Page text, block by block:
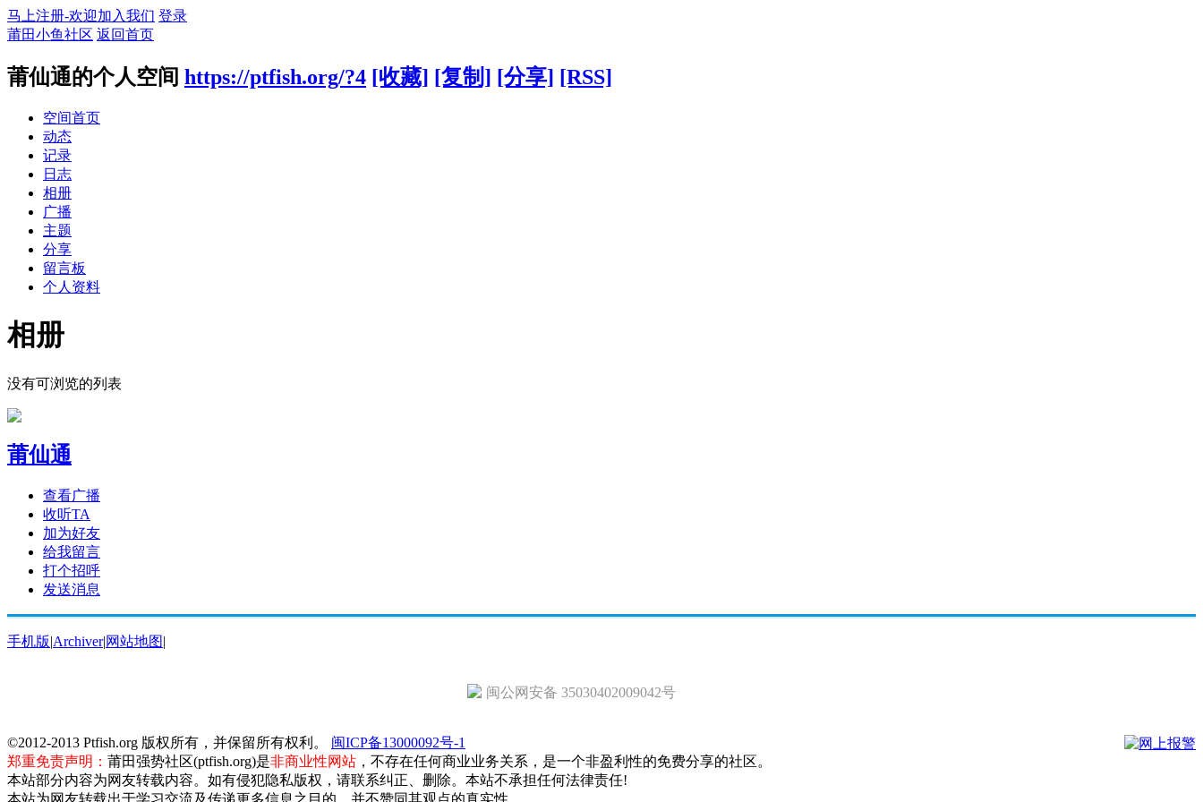
马上注册-欢迎加入我们 登录
莆田小鱼社区 返回首页
莆仙通的个人空间 https://ptfish.org/?4 [收藏] [复制] [分享] [RSS]
空间首页
动态
记录
日志
相册
广播
主题
分享
留言板
个人资料
相册
没有可浏览的列表
莆仙通
查看广播
收听TA
加为好友
给我留言
打个招呼
发送消息
手机版|Archiver|网站地图|
闽公网安备 35030402009042号
©2012-2013 Ptfish.org 版权所有，并保留所有权利。 闽ICP备13000092号-1
郑重免责声明： 莆田强势社区(ptfish.org)是非商业性网站 ，不存在任何商业业务关系，是一个非盈利性的免费分享的社区。
本站部分内容为网友转载内容。如有侵犯隐私版权，请联系纠正、删除。本站不承担任何法律责任!
本站为网友转载出于学习交流及传递更多信息之目的，并不赞同其观点的真实性。